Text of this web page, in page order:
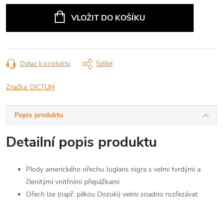
VLOŽIT DO KOŠÍKU
Dotaz k produktu Sdílet
Značka: DICTUM
Popis produktu
Detailní popis produktu
Plody amerického ořechu Juglans nigra s velmi tvrdými a
členitými vnitřními přepážkami
Ořech lze (např. pilkou Dozuki) velmi snadno rozřezávat